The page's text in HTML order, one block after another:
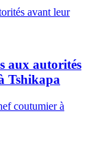
aux autorités
Tshikapa